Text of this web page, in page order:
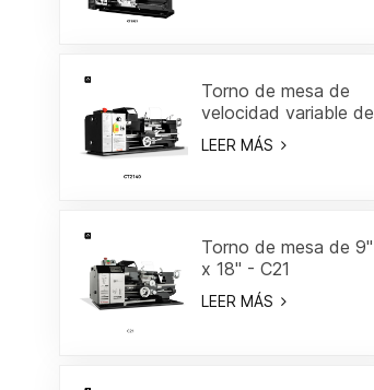
Torno de mesa de
velocidad variable de
8" x 16"-CT2140
LEER MÁS
Torno de mesa de 9"
x 18" - C21
LEER MÁS